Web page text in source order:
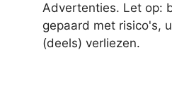
Advertenties. Let op:
gepaard met risico's,
(deels) verliezen.